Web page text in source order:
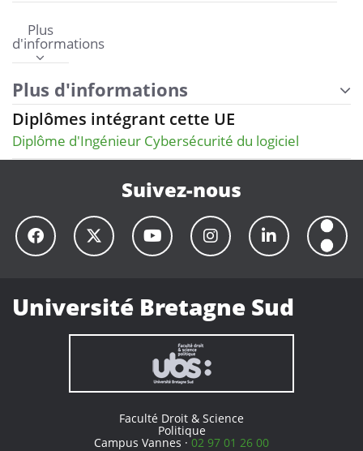
Plus
d'informations
Plus d'informations
Diplômes intégrant cette UE
Diplôme d'Ingénieur Cybersécurité du logiciel
Suivez-nous
Université Bretagne Sud
Faculté Droit & Science
Politique
Campus Vannes ·02 97 01 26 00